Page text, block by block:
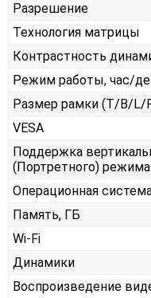
Разрешение
Технология матрицы
Контрастность
Режим работы, час/
Размер рамки (T/B/L/
VESA
Поддержка
(Портретного) режима
Операционная
Память, ГБ
Wi-Fi
Динамики
Воспроизведение